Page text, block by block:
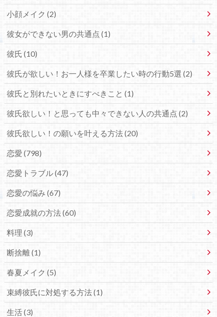
小顔メイク (2)
彼女ができない男の共通点 (1)
彼氏 (10)
彼氏が欲しい！お一人様を卒業したい時の行動5選 (2)
彼氏と別れたいときにすべきこと (1)
彼氏欲しい！と思っても中々できない人の共通点 (2)
彼氏欲しい！の願いを叶える方法 (20)
恋愛 (798)
恋愛トラブル (47)
恋愛の悩み (67)
恋愛成就の方法 (60)
料理 (3)
断捨離 (1)
春夏メイク (5)
束縛彼氏に対処する方法 (1)
生活 (3)